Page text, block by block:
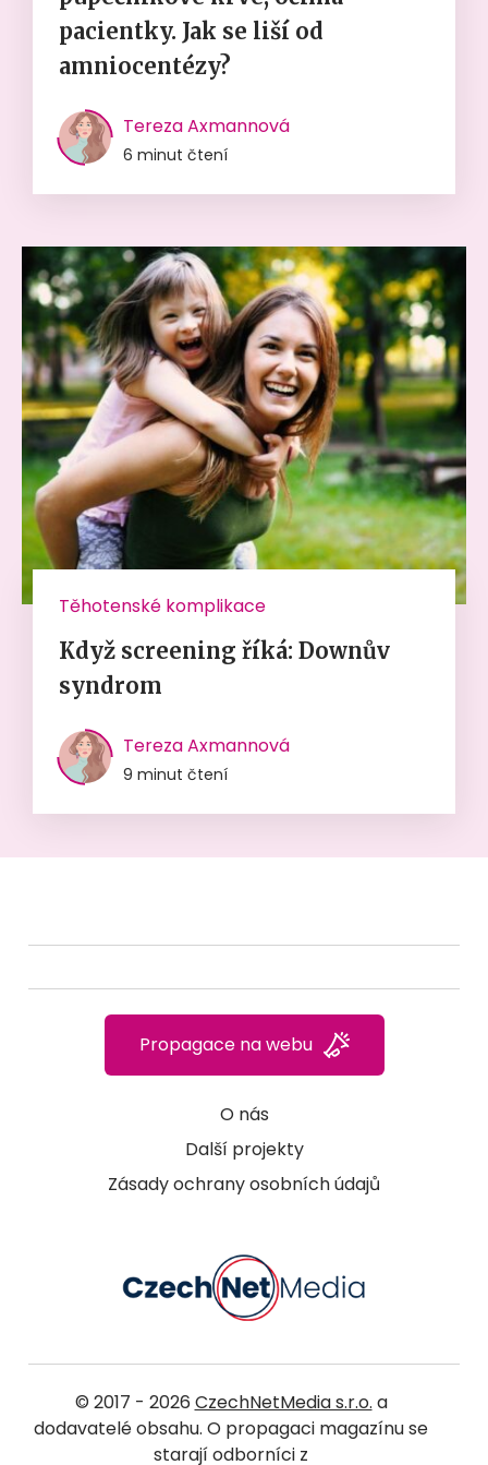
pacientky. Jak se liší od
amniocentézy?
Tereza Axmannová
6 minut čtení
Těhotenské komplikace
Když screening říká: Downův
syndrom
Tereza Axmannová
9 minut čtení
O nás
Další projekty
Zásady ochrany osobních údajů
Propagace na webu
© 2017 - 2026 CzechNetMedia s.r.o. a
dodavatelé obsahu. O propagaci magazínu se
starají odborníci z